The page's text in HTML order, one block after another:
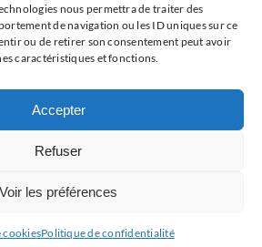
nous permettra de traiter des
de navigation ou les ID uniques sur ce
ou de retirer son consentement peut avoir
caractéristiques et fonctions.
Accepter
Refuser
Voir les préférences
cookiesPolitique de confidentialité
é